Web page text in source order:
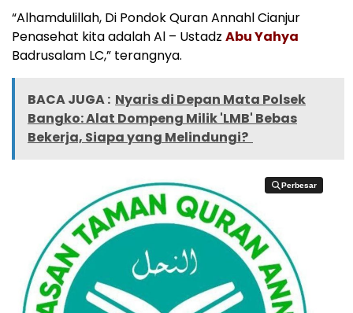
“Alhamdulillah, Di Pondok Quran Annahl Cianjur
Penasehat kita adalah Al – Ustadz Abu Yahya
Badrusalam LC,” terangnya.
BACA JUGA : Nyaris di Depan Mata Polsek
Bangko: Alat Dompeng Milik 'LMB' Bebas
Bekerja, Siapa yang Melindungi?
Perbesar
Perbesar